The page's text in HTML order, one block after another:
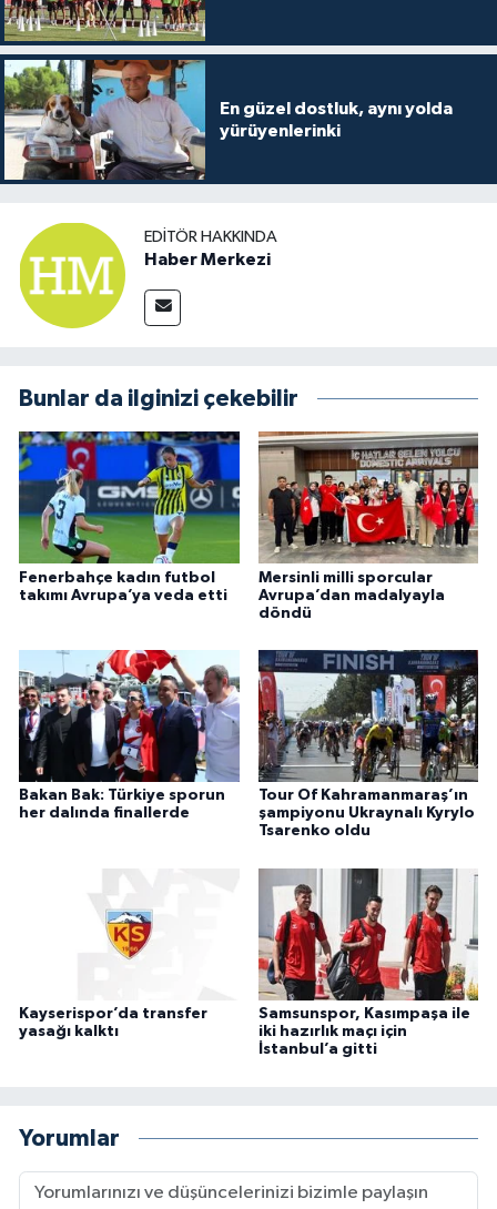
En güzel dostluk, aynı yolda
yürüyenlerinki
EDITÖR HAKKINDA
Haber Merkezi
Bunlar da ilginizi çekebilir
Fenerbahçe kadın futbol
takımı Avrupa’ya veda etti
Mersinli milli sporcular
Avrupa’dan madalyayla
döndü
Bakan Bak: Türkiye sporun
her dalında finallerde
Tour Of Kahramanmaraş’ın
şampiyonu Ukraynalı Kyrylo
Tsarenko oldu
Kayserispor’da transfer
yasağı kalktı
Samsunspor, Kasımpaşa ile
iki hazırlık maçı için
İstanbul’a gitti
Yorumlar